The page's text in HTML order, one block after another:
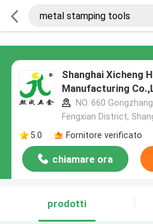
Shanghai Xicheng
Manufacturing
NO. 660
Fengxian District,
5.0
Fornitore verificato
chiamare ora
prodotti